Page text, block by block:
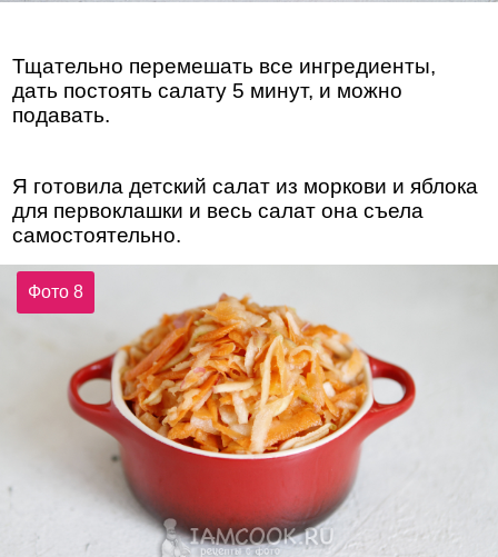
Тщательно перемешать все ингредиенты,
дать постоять салату 5 минут, и можно
подавать.
Я готовила детский салат из моркови и яблока
для первоклашки и весь салат она съела
самостоятельно.
Фото 8